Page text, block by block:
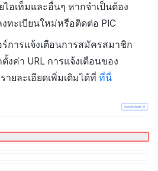
อเท็มและอื่นๆ หากจำเป็นต้อง
ทะเบียนใหม่หรือติดต่อ PIC
การแจ้งเตือนการสมัครสมาชิก
งค่า URL การแจ้งเตือนของ
ายละเอียดเพิ่มเติมได้ที่ ที่นี่